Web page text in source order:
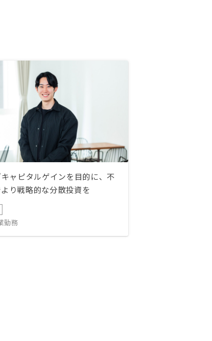
ャピタルゲインを目的に、不
り戦略的な分散投資を
勤務